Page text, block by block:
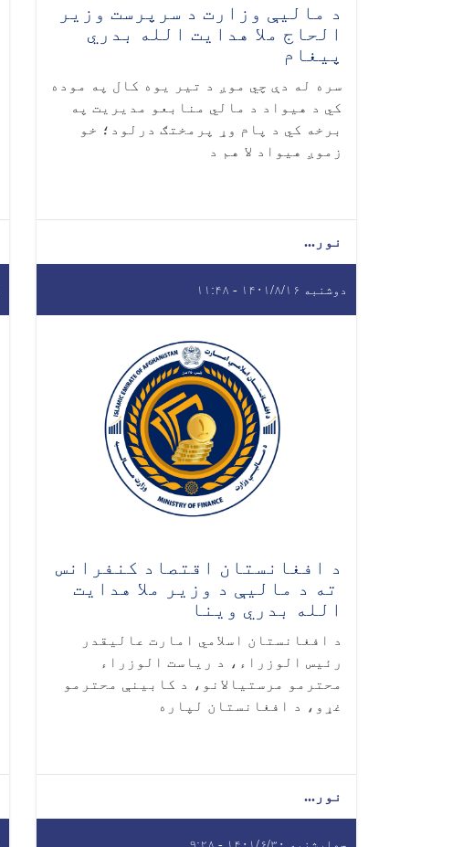
د ماليې وزارت د سرپرست وزیر
الحاج ملا هدایت الله بدري
پیغام
سره له دې چي موږ د تیر یوه کال په موده
کي د هیواد د مالي منابعو مدیریت په
برخه کي د پام وړ پرمختګ درلود؛ خو
زموږ هیواد لا هم د
نور...
دوشنبه ۱۴۰۱/۸/۱۶ - ۱۱:۴۸
د افغانستان اقتصاد کنفرانس
ته د مالیې د وزير ملا هدایت
الله بدري وینا
د افغانستان اسلامي امارت عاليقدر
رئیس الوزراء، د ریاست الوزراء
محترمو مرستیالانو، د کابينې محترمو
غړو، د افغانستان لپاره
نور...
چهارشنبه ۱۴۰۱/۶/۳۰ - ۹:۲۸